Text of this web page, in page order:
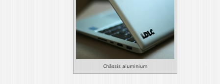
Châssis aluminium